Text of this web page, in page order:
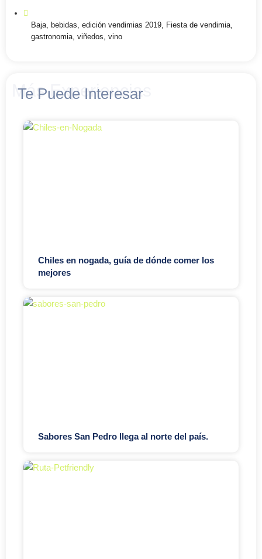
Baja bebidas edición vendimias 2019 Fiesta de vendimia
gastronomia viñedos vino
Más Experiencias
Te Puede Interesar
Chiles en nogada, guía de dónde comer los
mejores
Sabores San Pedro llega al norte del país.